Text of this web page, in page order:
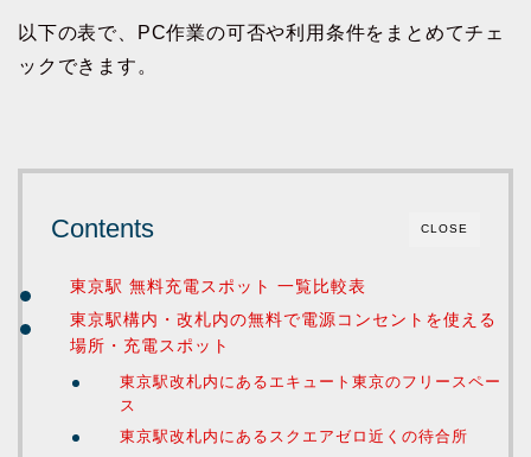
以下の表で、PC作業の可否や利用条件をまとめてチェ
ックできます。
CLOSE
Contents
東京駅 無料充電スポット 一覧比較表
東京駅構内・改札内の無料で電源コンセントを使える
場所・充電スポット
東京駅改札内にあるエキュート東京のフリースペー
ス
東京駅改札内にあるスクエアゼロ近くの待合所